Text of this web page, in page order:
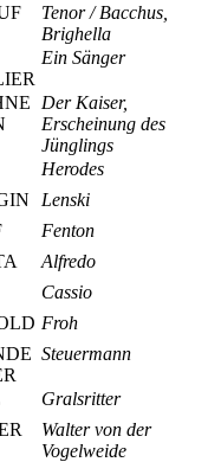
Tenor / Bacchus,
Brighella
Ein Sänger
Der Kaiser,
Erscheinung des
Jünglings
Herodes
Lenski
Fenton
Alfredo
Cassio
Froh
Steuermann
Gralsritter
Walter von der
Vogelweide